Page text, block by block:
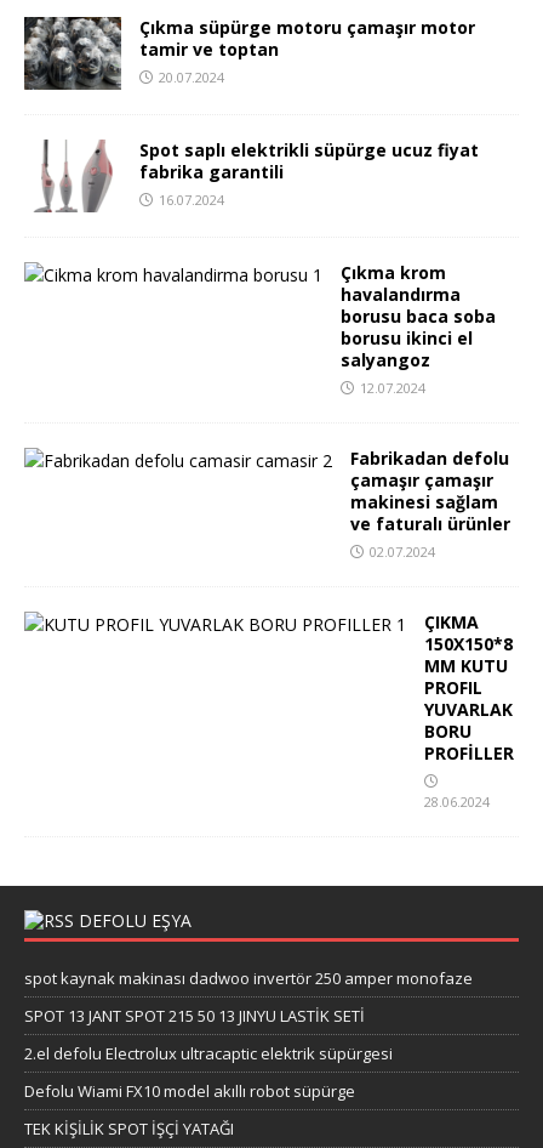
Çıkma süpürge motoru çamaşır motor
tamir ve toptan
20.07.2024
Spot saplı elektrikli süpürge ucuz fiyat
fabrika garantili
16.07.2024
Çıkma krom
havalandırma
borusu baca soba
borusu ikinci el
salyangoz
12.07.2024
Fabrikadan defolu
çamaşır çamaşır
makinesi sağlam
ve faturalı ürünler
02.07.2024
ÇIKMA
150X150*8
MM KUTU
PROFIL
YUVARLAK
BORU
PROFİLLER
28.06.2024
DEFOLU EŞYA
spot kaynak makinası dadwoo invertör 250 amper monofaze
SPOT 13 JANT SPOT 215 50 13 JINYU LASTİK SETİ
2.el defolu Electrolux ultracaptic elektrik süpürgesi
Defolu Wiami FX10 model akıllı robot süpürge
TEK KİŞİLİK SPOT İŞÇİ YATAĞI